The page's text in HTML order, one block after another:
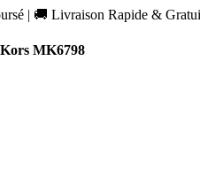
| 🚚 Livraison Rapide &
MK6798